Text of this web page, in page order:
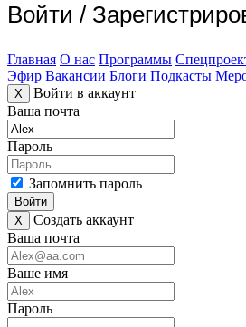
Войти /
Главная О нас Программы
Эфир Вакансии Блоги Подкасты
X
Войти в аккаунт
Ваша почта
Пароль
Запомнить пароль
Войти
X
Создать аккаунт
Ваша почта
Ваше имя
Пароль